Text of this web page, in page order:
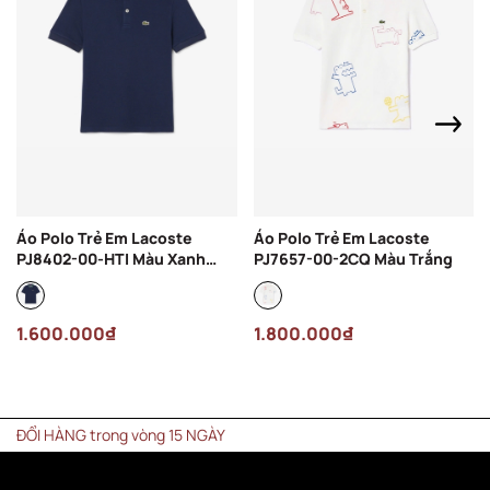
Áo Polo Trẻ Em Lacoste
PJ8402-00-HTI Màu Xanh
Navy
1.600.000₫
Áo Polo Trẻ Em Lacoste
PJ7657-00-2CQ Màu Trắng
1.800.000₫
HÀNG trong vòng 15 NGÀY